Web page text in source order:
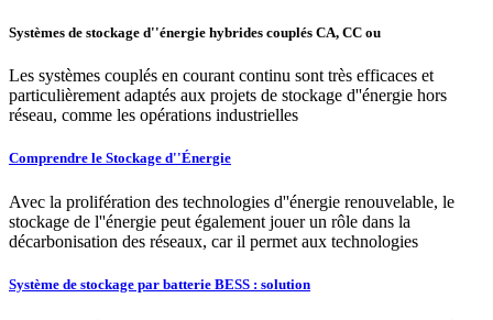
Systèmes de stockage d''énergie hybrides couplés CA, CC ou
Les systèmes couplés en courant continu sont très efficaces et
particulièrement adaptés aux projets de stockage d''énergie hors
réseau, comme les opérations industrielles
Comprendre le Stockage d''Énergie
Avec la prolifération des technologies d''énergie renouvelable, le
stockage de l''énergie peut également jouer un rôle dans la
décarbonisation des réseaux, car il permet aux technologies
Système de stockage par batterie BESS : solution